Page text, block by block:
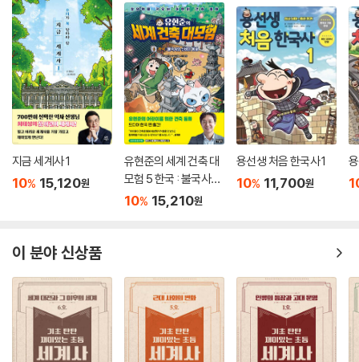
지금 세계사 1
10% 15,120원
유현준의 세계 건축 대
모험 5 한국 : 불국사와
신비의 동굴
10% 15,210원
용선생 처음 한국사 1
10% 11,700원
이 분야 신상품